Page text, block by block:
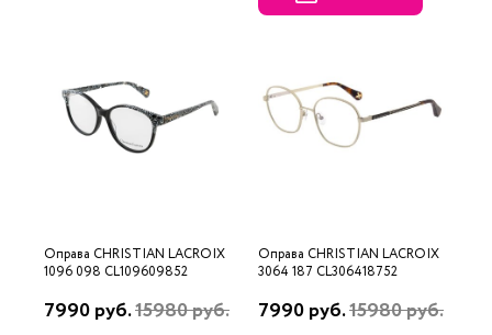
Оправа CHRISTIAN LACROIX
1096 098 CL109609852
7990 руб.15980 руб.
Оправа CHRISTIAN LACROIX
3064 187 CL306418752
7990 руб.15980 руб.